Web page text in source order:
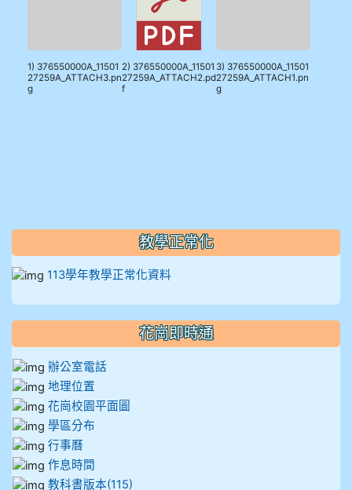
1) 376550000A_11501
27259A_ATTACH3.pn
g
2) 376550000A_11501
27259A_ATTACH2.pd
f
3) 376550000A_11501
27259A_ATTACH1.pn
g
教學正常化
113學年教學正常化資料
花崗即時通
辦公室電話
地理位置
花崗校園平面圖
學區分布
行事曆
作息時間
教科書版本(115)